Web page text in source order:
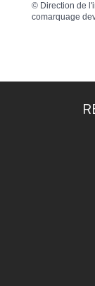
© Direction de
comarquage